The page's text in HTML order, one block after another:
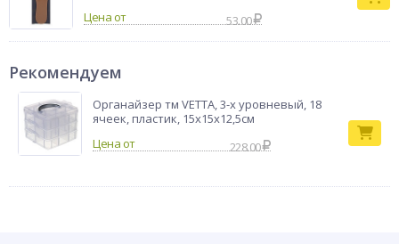
Цена от
53.00
Рекомендуем
Органайзер тм VETTA, 3-х уровневый, 18
ячеек, пластик, 15х15х12,5см
228.00